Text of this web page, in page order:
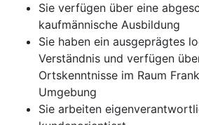
Sie verfügen über eine
kaufmännische Ausbildung
Sie haben ein ausgeprägtes
Verständnis und verfügen
Ortskenntnisse im Raum
Umgebung
Sie arbeiten